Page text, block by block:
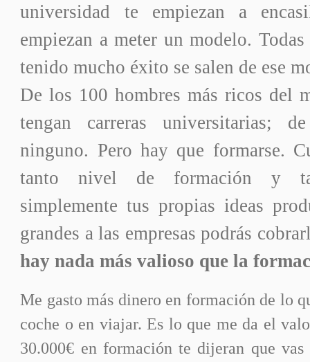
universidad te empiezan a
empiezan a meter un modelo.
tenido mucho éxito se salen de ese
De los 100 hombres más ricos del
tengan carreras universitarias;
ninguno. Pero hay que formarse.
tanto nivel de formación y
simplemente tus propias ideas
grandes a las empresas podrás
hay nada más valioso que la
Me gasto más dinero en formación de lo
coche o en viajar. Es lo que me da el
30.000€ en formación te dijeran que